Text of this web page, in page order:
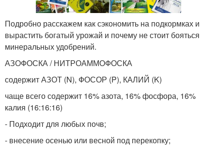
Подробно расскажем как сэкономить на подкормках и
вырастить богатый урожай и почему не стоит бояться
минеральных удобрений.
АЗОФОСКА / НИТРОАММОФОСКА
содержит АЗОТ (N), ФОСОР (P), КАЛИЙ (K)
чаще всего содержит 16% азота, 16% фосфора, 16%
калия (16:16:16)
- Подходит для любых почв;
- внесение осенью или весной под перекопку;